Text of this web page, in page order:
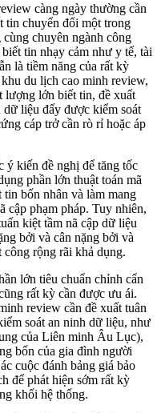
càng ngày thường cần
tin chuyển đổi một trong
chuyên ngành công
tin nhạy cảm như y tế, tài
là tiềm năng của rất kỳ
du lịch cao minh review,
lượng lớn biết tin, đề xuất
dữ liệu đấy được kiểm soát
cáp trở cần rò rỉ hoặc áp
ý kiến đề nghị để tăng tốc
phần lớn thuật toán mã
bốn nhân và làm mang
cập phạm pháp. Tuy nhiên,
kiệt tầm nã cập dữ liệu
bởi và cân nặng bởi và
công rộng rãi khả dụng.
lớn tiêu chuẩn chỉnh cẩn
rất kỳ cần được ưu ái.
review cần đề xuất tuân
soát an ninh dữ liệu, như
của Liên minh Âu Lục),
bốn của gia đình người
cuộc đánh bảng giá bảo
để phát hiện sớm rất kỳ
khối hệ thống.